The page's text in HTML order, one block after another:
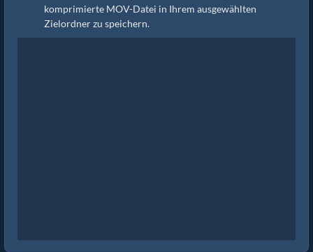
komprimierte MOV-Datei in Ihrem ausgewählten
Zielordner zu speichern.